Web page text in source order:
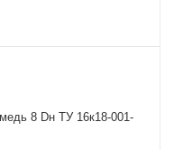
8 Dн ТУ 16к18-001-